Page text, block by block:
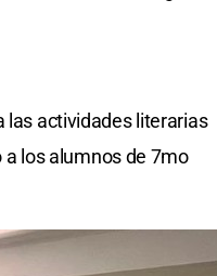
las actividades literarias
los alumnos de 7mo